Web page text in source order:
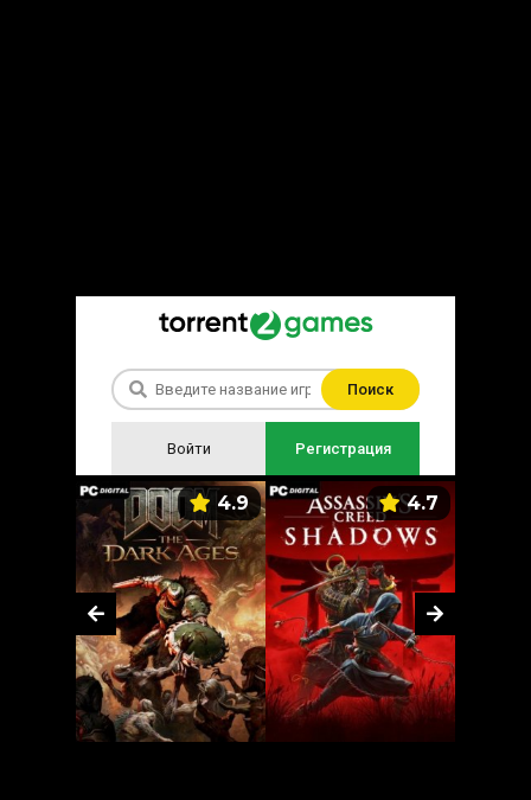
Поиск
Войти Регистрация
4.9 4.7